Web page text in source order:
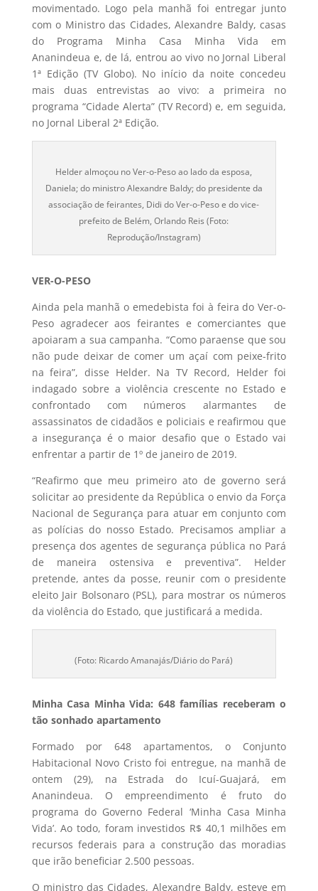
movimentado. Logo pela manhã foi entregar junto
com o Ministro das Cidades, Alexandre Baldy, casas
do Programa Minha Casa Minha Vida em
Ananindeua e, de lá, entrou ao vivo no Jornal Liberal
1ª Edição (TV Globo). No início da noite concedeu
mais duas entrevistas ao vivo: a primeira no
programa “Cidade Alerta” (TV Record) e, em seguida,
no Jornal Liberal 2ª Edição.
Helder almoçou no Ver-o-Peso ao lado da esposa,
Daniela; do ministro Alexandre Baldy; do presidente da
associação de feirantes, Didi do Ver-o-Peso e do vice-
prefeito de Belém, Orlando Reis (Foto:
Reprodução/Instagram)
VER-O-PESO
Ainda pela manhã o emedebista foi à feira do Ver-o-
Peso agradecer aos feirantes e comerciantes que
apoiaram a sua campanha. “Como paraense que sou
não pude deixar de comer um açaí com peixe-frito
na feira”, disse Helder. Na TV Record, Helder foi
indagado sobre a violência crescente no Estado e
confrontado com números alarmantes de
assassinatos de cidadãos e policiais e reafirmou que
a insegurança é o maior desafio que o Estado vai
enfrentar a partir de 1º de janeiro de 2019.
“Reafirmo que meu primeiro ato de governo será
solicitar ao presidente da República o envio da Força
Nacional de Segurança para atuar em conjunto com
as polícias do nosso Estado. Precisamos ampliar a
presença dos agentes de segurança pública no Pará
de maneira ostensiva e preventiva”. Helder
pretende, antes da posse, reunir com o presidente
eleito Jair Bolsonaro (PSL), para mostrar os números
da violência do Estado, que justificará a medida.
(Foto: Ricardo Amanajás/Diário do Pará)
Minha Casa Minha Vida: 648 famílias receberam o
tão sonhado apartamento
Formado por 648 apartamentos, o Conjunto
Habitacional Novo Cristo foi entregue, na manhã de
ontem (29), na Estrada do Icuí-Guajará, em
Ananindeua. O empreendimento é fruto do
programa do Governo Federal ‘Minha Casa Minha
Vida’. Ao todo, foram investidos R$ 40,1 milhões em
recursos federais para a construção das moradias
que irão beneficiar 2.500 pessoas.
O ministro das Cidades, Alexandre Baldy, esteve em